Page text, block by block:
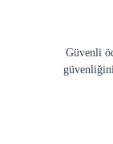
Güvenli